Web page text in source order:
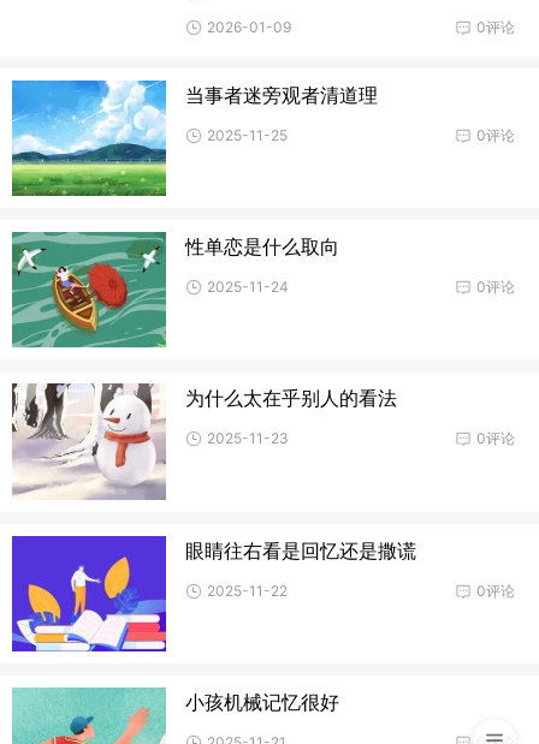
0评论
2026-01-09
当事者迷旁观者清道理
0评论
2025-11-25
性单恋是什么取向
0评论
2025-11-24
为什么太在乎别人的看法
0评论
2025-11-23
眼睛往右看是回忆还是撒谎
0评论
2025-11-22
小孩机械记忆很好